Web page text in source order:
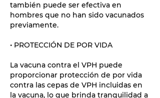
también puede ser efectiva en
hombres que no han sido vacunados
previamente.
• PROTECCIÓN DE POR VIDA
La vacuna contra el VPH puede
proporcionar protección de por vida
contra las cepas de VPH incluidas en
la vacuna, lo que brinda tranquilidad a